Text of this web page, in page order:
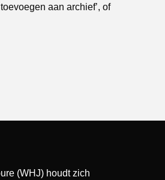
aan archief’, of
(WHJ) houdt zich